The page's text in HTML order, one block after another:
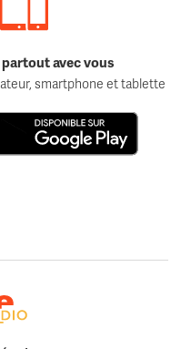
avec vous
smartphone et tablette
la page d'accueil